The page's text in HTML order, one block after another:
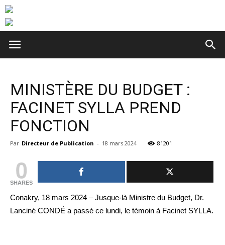
MINISTÈRE DU BUDGET :
FACINET SYLLA PREND
FONCTION
Par Directeur de Publication - 18 mars 2024 81201
0
SHARES
Conakry, 18 mars 2024 – Jusque-là Ministre du Budget, Dr.
Lanciné CONDÉ a passé ce lundi, le témoin à Facinet SYLLA.